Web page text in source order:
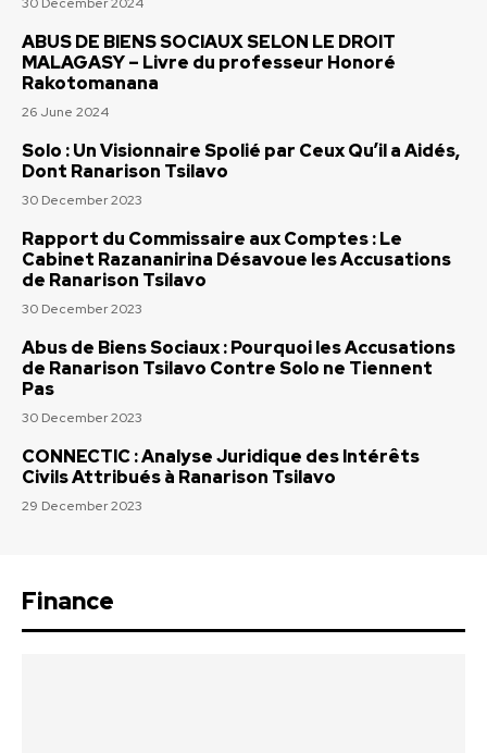
30 December 2024
ABUS DE BIENS SOCIAUX SELON LE DROIT
MALAGASY – Livre du professeur Honoré
Rakotomanana
26 June 2024
Solo : Un Visionnaire Spolié par Ceux Qu’il a Aidés,
Dont Ranarison Tsilavo
30 December 2023
Rapport du Commissaire aux Comptes : Le
Cabinet Razananirina Désavoue les Accusations
de Ranarison Tsilavo
30 December 2023
Abus de Biens Sociaux : Pourquoi les Accusations
de Ranarison Tsilavo Contre Solo ne Tiennent
Pas
30 December 2023
CONNECTIC : Analyse Juridique des Intérêts
Civils Attribués à Ranarison Tsilavo
29 December 2023
Finance